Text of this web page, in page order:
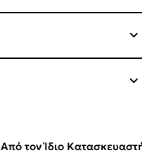
Από τον Ίδιο Κατασκευαστή